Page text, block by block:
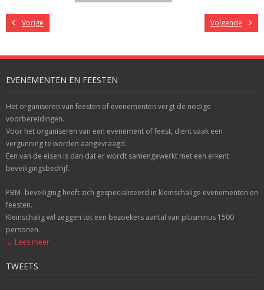
Vorige Volgende
EVENEMENTEN EN FEESTEN
Het organiseren van feesten of evenementen vergt de nodige
voorbereidingen.
Voor het organiseren van een evenement of feest, dient vaak een
vergunning te worden aangevraagd.
Een van de eisen is dan dat er wordt samengewerkt met een erkent
beveiligingsbedrijf.
PBM- beveiliging heeft zich gespecialiseerd in kleinschalige evenementen en
feesten.
Kleinschalig wil zeggen tot een bezoekers aantal van plusminus 1500
personen.
.... Lees meer
TWEETS